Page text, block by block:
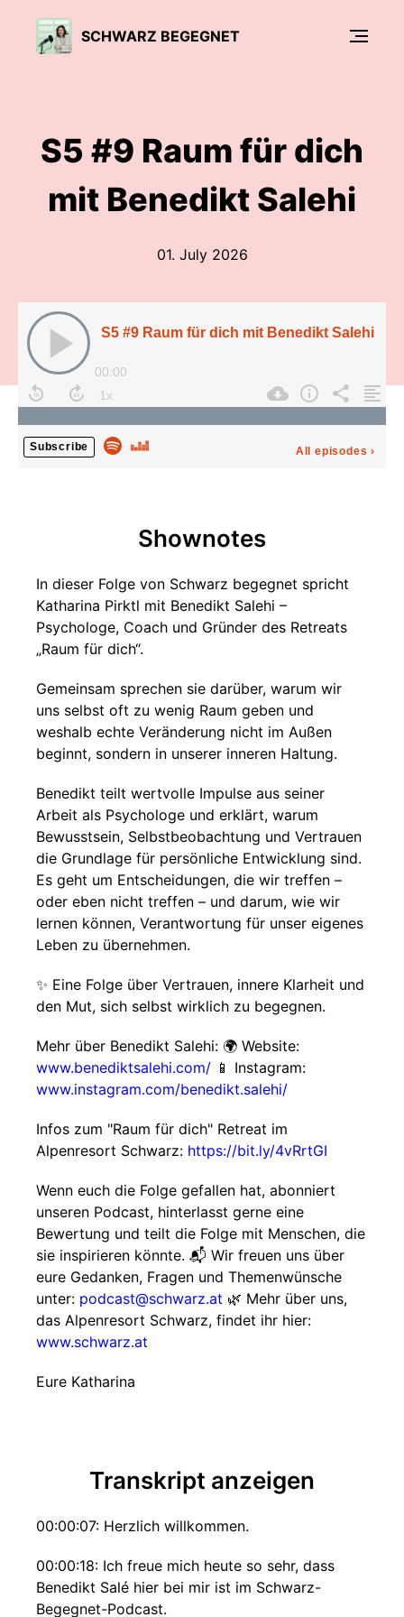
SCHWARZ BEGEGNET
S5 #9 Raum für dich
mit Benedikt Salehi
01. July 2026
S5 #9 Raum für dich mit Benedikt Salehi
00:00
Subscribe All episodes ›
Shownotes
In dieser Folge von Schwarz begegnet spricht
Katharina Pirktl mit Benedikt Salehi –
Psychologe, Coach und Gründer des Retreats
„Raum für dich“.
Gemeinsam sprechen sie darüber, warum wir
uns selbst oft zu wenig Raum geben und
weshalb echte Veränderung nicht im Außen
beginnt, sondern in unserer inneren Haltung.
Benedikt teilt wertvolle Impulse aus seiner
Arbeit als Psychologe und erklärt, warum
Bewusstsein, Selbstbeobachtung und Vertrauen
die Grundlage für persönliche Entwicklung sind.
Es geht um Entscheidungen, die wir treffen –
oder eben nicht treffen – und darum, wie wir
lernen können, Verantwortung für unser eigenes
Leben zu übernehmen.
✨ Eine Folge über Vertrauen, innere Klarheit und
den Mut, sich selbst wirklich zu begegnen.
Mehr über Benedikt Salehi: 🌍 Website:
www.benediktsalehi.com/ 📱 Instagram:
www.instagram.com/benedikt.salehi/
Infos zum "Raum für dich" Retreat im
Alpenresort Schwarz: https://bit.ly/4vRrtGI
Wenn euch die Folge gefallen hat, abonniert
unseren Podcast, hinterlasst gerne eine
Bewertung und teilt die Folge mit Menschen, die
sie inspirieren könnte. 📬 Wir freuen uns über
eure Gedanken, Fragen und Themenwünsche
unter: podcast@schwarz.at 🌿 Mehr über uns,
das Alpenresort Schwarz, findet ihr hier:
www.schwarz.at
Eure Katharina
Transkript anzeigen
00:00:07: Herzlich willkommen.
00:00:18: Ich freue mich heute so sehr, dass
Benedikt Salé hier bei mir ist im Schwarz-
Begegnet-Podcast.